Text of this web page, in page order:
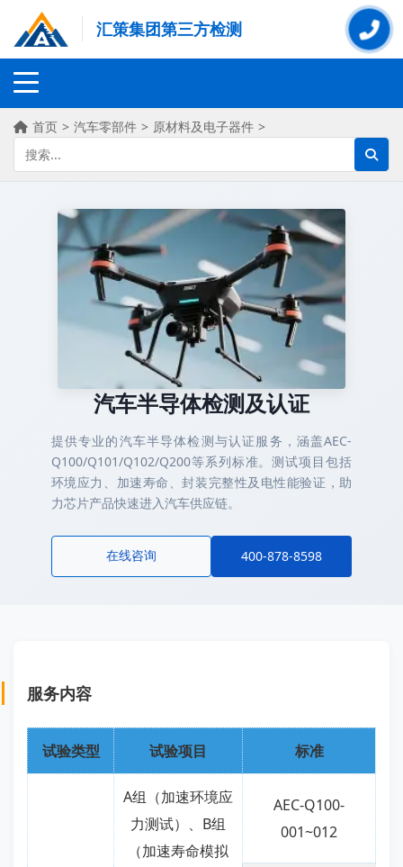
汇策集团第三方检测
首页 > 汽车零部件 > 原材料及电子器件 >
汽车半导体检测及认证
提供专业的汽车半导体检测与认证服务，涵盖AEC-
Q100/Q101/Q102/Q200等系列标准。测试项目包括
环境应力、加速寿命、封装完整性及电性能验证，助
力芯片产品快速进入汽车供应链。
在线咨询 400-878-8598
服务内容
试验类型 试验项目 标准
A组（加速环境应
力测试）、B组
（加速寿命模拟
AEC-Q100-
001~012